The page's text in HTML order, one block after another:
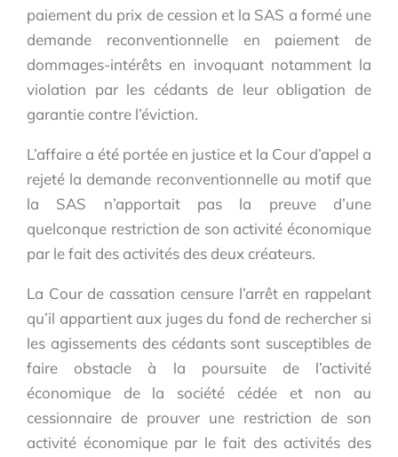
paiement du prix de cession et la SAS a formé une
demande reconventionnelle en paiement de
dommages-intérêts en invoquant notamment la
violation par les cédants de leur obligation de
garantie contre l’éviction.
L’affaire a été portée en justice et la Cour d’appel a
rejeté la demande reconventionnelle au motif que
la SAS n’apportait pas la preuve d’une
quelconque restriction de son activité économique
par le fait des activités des deux créateurs.
La Cour de cassation censure l’arrêt en rappelant
qu’il appartient aux juges du fond de rechercher si
les agissements des cédants sont susceptibles de
faire obstacle à la poursuite de l’activité
économique de la société cédée et non au
cessionnaire de prouver une restriction de son
activité économique par le fait des activités des